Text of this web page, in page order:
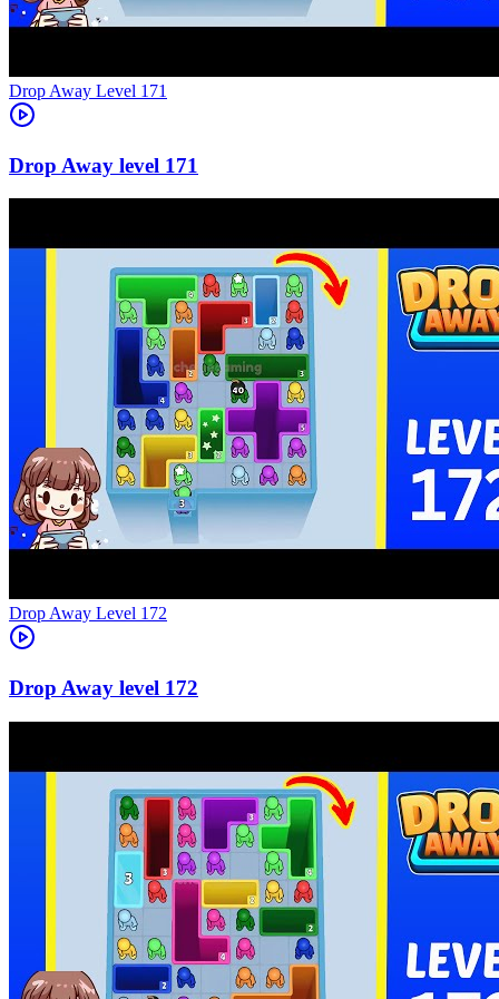
Level 171
171
Level 172
172